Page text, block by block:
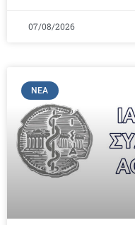
07/08/2026
ΝΈΑ